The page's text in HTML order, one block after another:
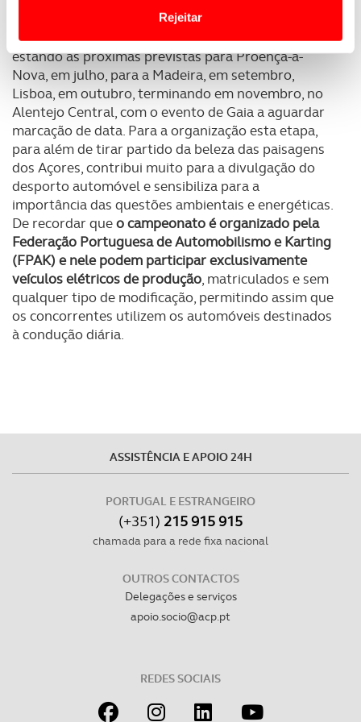
personalizar conteúdos e anúncios, para lhe proporcionar
funcionalidades de redes sociais, bem como para
analisar dados de navegação no nosso website.
Adicionalmente partilhamos informação, relativa à sua
utilização do nosso site de publicidade e de análise, com
parceiros e organizações na UE e em países terceiros.
O ACP garantirá que as transferências internacionais de
dados pessoais serão realizadas apenas com o seu
consentimento e quando tal se afigure estritamente
necessário no contexto dos serviços a prestar.
Realçamos que o bloqueio de certo tipo de Cookies e
tecnologias similares pode ter impacto na sua
Rejeitar
. A edição 2023 conta com sete provas, a
primeira das quais já se disputou em Oeiras,
estando as próximas previstas para Proença-a-
Nova, em julho, para a Madeira, em setembro,
Lisboa, em outubro, terminando em novembro, no
Alentejo Central, com o evento de Gaia a aguardar
marcação de data. Para a organização esta etapa,
para além de tirar partido da beleza das paisagens
dos Açores, contribui muito para a divulgação do
desporto automóvel e sensibiliza para a
importância das questões ambientais e energéticas.
De recordar queo campeonato é organizado pela
Federação Portuguesa de Automobilismo e Karting
(FPAK) e nele podem participar exclusivamente
veículos elétricos de produção, matriculados e sem
qualquer tipo de modificação, permitindo assim que
os concorrentes utilizem os automóveis destinados
à condução diária.
ASSISTÊNCIA E APOIO 24H
PORTUGAL E ESTRANGEIRO
(+351) 215 915 915
chamada para a rede fixa nacional
OUTROS CONTACTOS
Delegações e serviços
apoio.socio@acp.pt
REDES SOCIAIS